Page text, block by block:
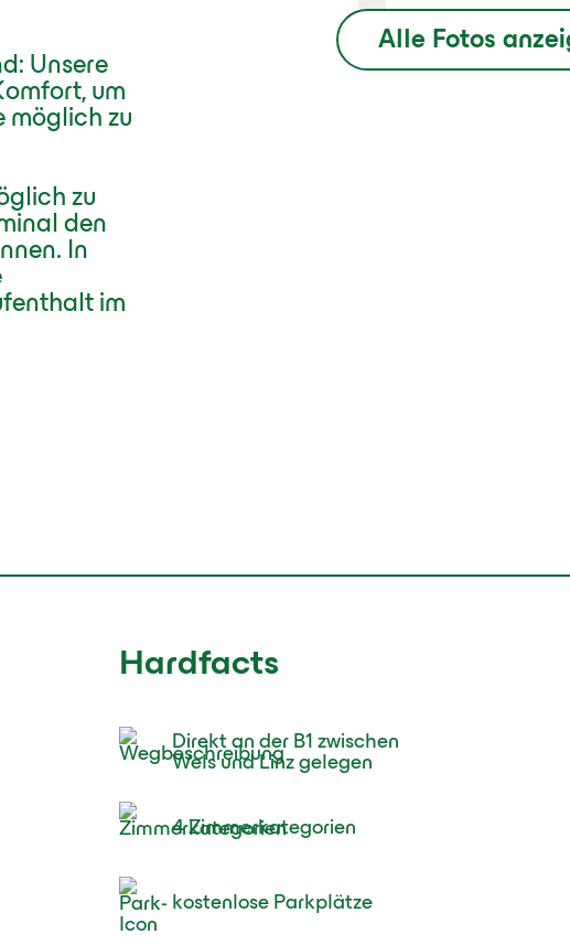
Unsere
um
möglich zu
zu
den
In
im
Alle Fotos
Hardfacts
Direkt an der B1 zwischen
Wels und Linz gelegen
4 Zimmerkategorien
kostenlose Parkplätze